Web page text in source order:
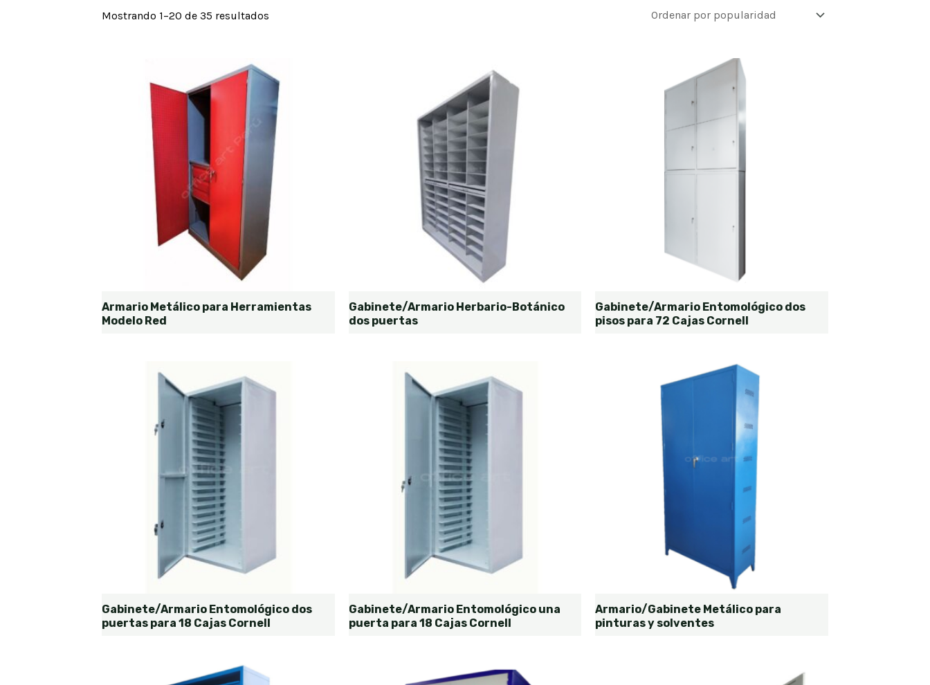
Mostrando 1–20 de 35 resultados
Armario Metálico para Herramientas
Modelo Red
Gabinete/Armario Herbario-Botánico
dos puertas
Gabinete/Armario Entomológico dos
pisos para 72 Cajas Cornell
Gabinete/Armario Entomológico dos
puertas para 18 Cajas Cornell
Gabinete/Armario Entomológico una
puerta para 18 Cajas Cornell
Armario/Gabinete Metálico para
pinturas y solventes